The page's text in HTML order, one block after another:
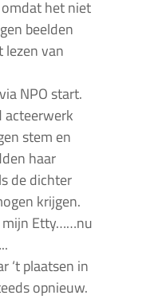
het niet
beelden
van
NPO start.
acteerwerk
stem en
haar
de dichter
krijgen.
mijn Etty……nu
‘t plaatsen in
opnieuw.